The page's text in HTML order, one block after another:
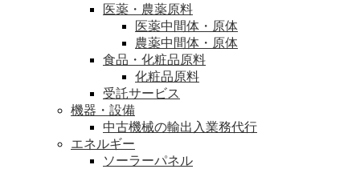
医薬・農薬原料
医薬中間体・原体
農薬中間体・原体
食品・化粧品原料
化粧品原料
受託サービス
機器・設備
中古機械の輸出入業務代行
エネルギー
ソーラーパネル